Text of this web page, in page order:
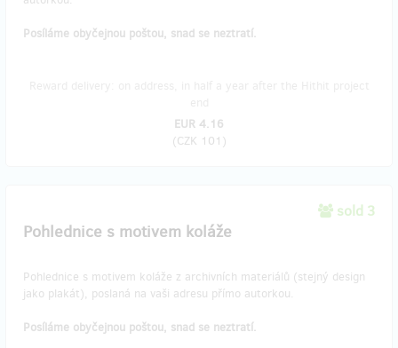
Posíláme obyčejnou poštou, snad se neztratí.
EUR 4.16
(CZK 101 )
sold 3
Pohlednice s motivem koláže
Pohlednice s motivem koláže z archivních materiálů (stejný design
jako plakát), poslaná na vaši adresu přímo autorkou.
Posíláme obyčejnou poštou, snad se neztratí.